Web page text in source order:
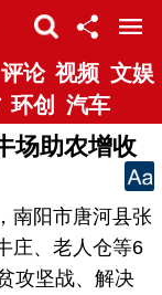
评论 视频 文娱
环创 汽车
场助农增收
阳市唐河县张
庄、老人仓等6
攻坚战、解决